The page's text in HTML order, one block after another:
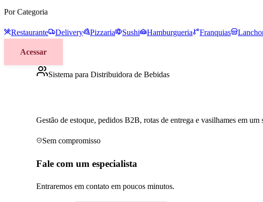
Por Categoria
Restaurante Delivery Pizzaria Sushi Hamburgueria Franquias
Acessar
Sistema para Distribuidora de Bebidas
Gestão de estoque, pedidos B2B, rotas de entrega e vasilhames em um
Sem compromisso
Fale com um especialista
Entraremos em contato em poucos minutos.